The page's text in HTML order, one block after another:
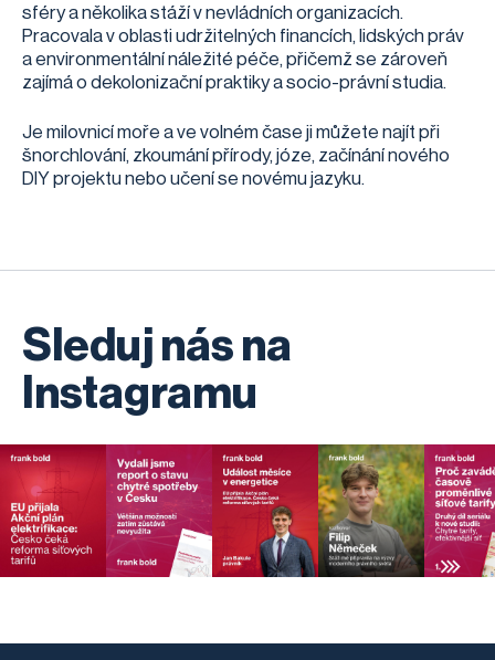
sféry a několika stáží v nevládních organizacích.
Pracovala v oblasti udržitelných financích, lidských práv
a environmentální náležité péče, přičemž se zároveň
zajímá o dekolonizační praktiky a socio-právní studia.
Je milovnicí moře a ve volném čase ji můžete najít při
šnorchlování, zkoumání přírody, józe, začínání nového
DIY projektu nebo učení se novému jazyku.
Sleduj nás na
Instagramu